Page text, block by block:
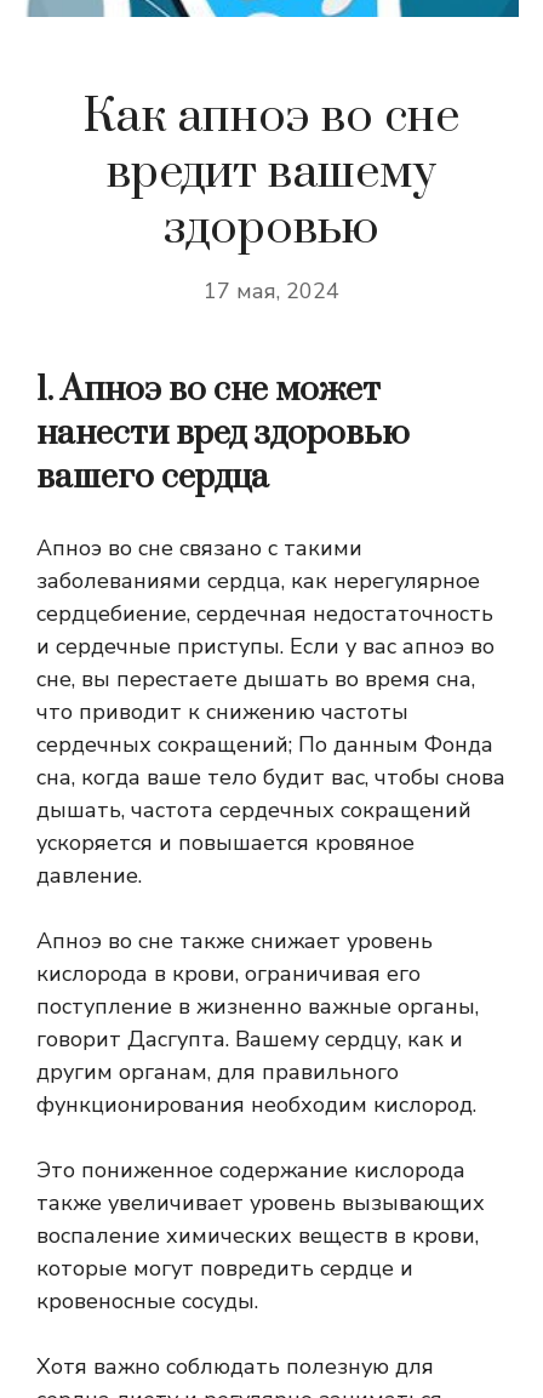
Как апноэ во сне
вредит вашему
здоровью
17 мая, 2024
1. Апноэ во сне может
нанести вред здоровью
вашего сердца
Апноэ во сне связано с такими
заболеваниями сердца, как нерегулярное
сердцебиение, сердечная недостаточность
и сердечные приступы. Если у вас апноэ во
сне, вы перестаете дышать во время сна,
что приводит к снижению частоты
сердечных сокращений; По данным Фонда
сна, когда ваше тело будит вас, чтобы снова
дышать, частота сердечных сокращений
ускоряется и повышается кровяное
давление.
Апноэ во сне также снижает уровень
кислорода в крови, ограничивая его
поступление в жизненно важные органы,
говорит Дасгупта. Вашему сердцу, как и
другим органам, для правильного
функционирования необходим кислород.
Это пониженное содержание кислорода
также увеличивает уровень вызывающих
воспаление химических веществ в крови,
которые могут повредить сердце и
кровеносные сосуды.
Хотя важно соблюдать полезную для